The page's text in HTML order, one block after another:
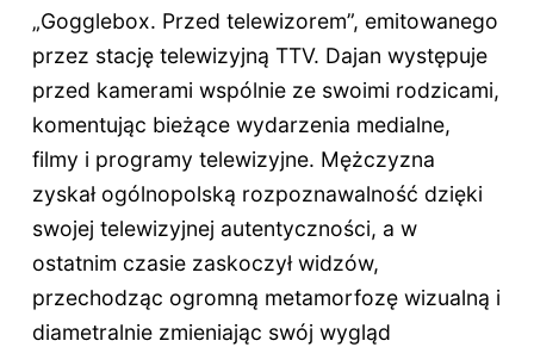
„Gogglebox. Przed telewizorem”, emitowanego
przez stację telewizyjną TTV. Dajan występuje
przed kamerami wspólnie ze swoimi rodzicami,
komentując bieżące wydarzenia medialne,
filmy i programy telewizyjne. Mężczyzna
zyskał ogólnopolską rozpoznawalność dzięki
swojej telewizyjnej autentyczności, a w
ostatnim czasie zaskoczył widzów,
przechodząc ogromną metamorfozę wizualną i
diametralnie zmieniając swój wygląd